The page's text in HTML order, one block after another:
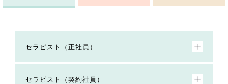
セラピスト（正社員）
セラピスト（契約社員）